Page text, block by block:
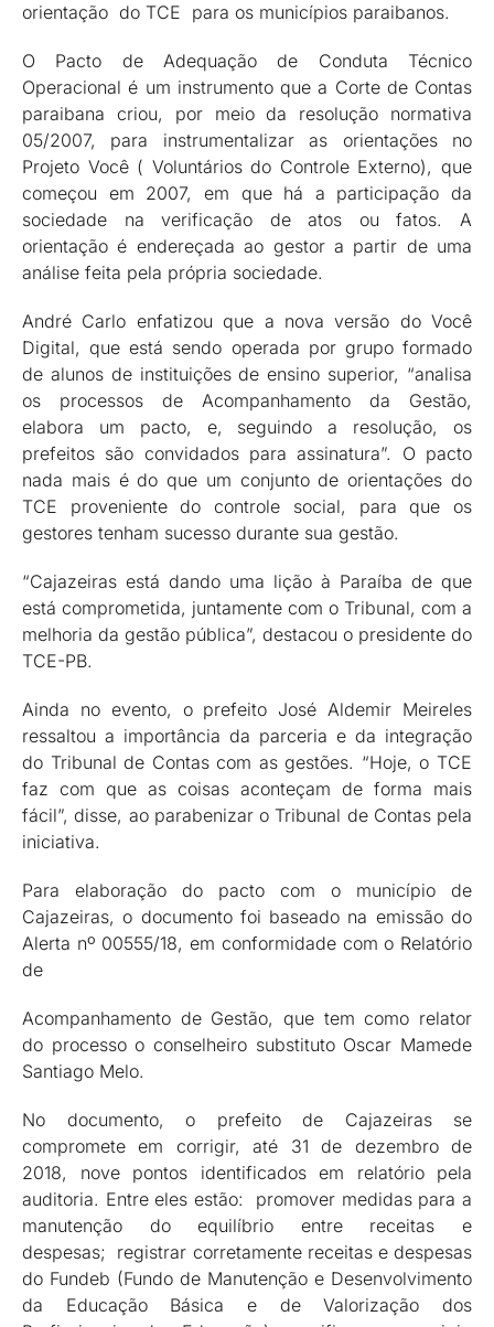
orientação do TCE para os municípios paraibanos.
O Pacto de Adequação de Conduta Técnico
Operacional é um instrumento que a Corte de Contas
paraibana criou, por meio da resolução normativa
05/2007, para instrumentalizar as orientações no
Projeto Você ( Voluntários do Controle Externo), que
começou em 2007, em que há a participação da
sociedade na verificação de atos ou fatos. A
orientação é endereçada ao gestor a partir de uma
análise feita pela própria sociedade.
André Carlo enfatizou que a nova versão do Você
Digital, que está sendo operada por grupo formado
de alunos de instituições de ensino superior, “analisa
os processos de Acompanhamento da Gestão,
elabora um pacto, e, seguindo a resolução, os
prefeitos são convidados para assinatura”. O pacto
nada mais é do que um conjunto de orientações do
TCE proveniente do controle social, para que os
gestores tenham sucesso durante sua gestão.
“Cajazeiras está dando uma lição à Paraíba de que
está comprometida, juntamente com o Tribunal, com a
melhoria da gestão pública”, destacou o presidente do
TCE-PB.
Ainda no evento, o prefeito José Aldemir Meireles
ressaltou a importância da parceria e da integração
do Tribunal de Contas com as gestões. “Hoje, o TCE
faz com que as coisas aconteçam de forma mais
fácil”, disse, ao parabenizar o Tribunal de Contas pela
iniciativa.
Para elaboração do pacto com o município de
Cajazeiras, o documento foi baseado na emissão do
Alerta nº 00555/18, em conformidade com o Relatório
de
Acompanhamento de Gestão, que tem como relator
do processo o conselheiro substituto Oscar Mamede
Santiago Melo.
No documento, o prefeito de Cajazeiras se
compromete em corrigir, até 31 de dezembro de
2018, nove pontos identificados em relatório pela
auditoria. Entre eles estão: promover medidas para a
manutenção do equilíbrio entre receitas e
despesas; registrar corretamente receitas e despesas
do Fundeb (Fundo de Manutenção e Desenvolvimento
da Educação Básica e de Valorização dos